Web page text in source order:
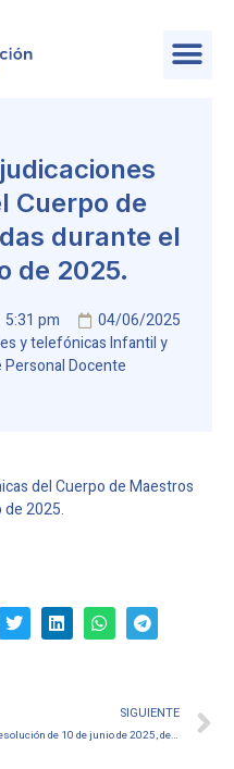
Cuerpo de
durante el
de 2025.
5:31 pm
04/06/2025
y telefónicas Infantil y
Personal Docente
del Cuerpo de Maestros
de 2025.
SIGUIENTE
Resolución de 10 de junio de 2025, de la Dirección General de Recursos Humanos, Planificación Educativa e Innovación por la que se publica la relación provisional de aspirantes seleccionados para obtener permisos parcialmente retribuidos